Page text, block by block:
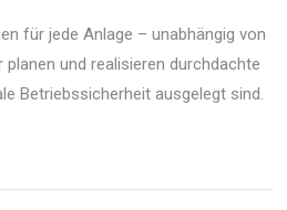
für jede Anlage – unabhängig von
und realisieren durchdachte
Betriebssicherheit ausgelegt sind.